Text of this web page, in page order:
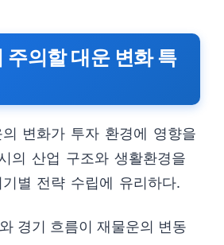
주의할 대운 변화 특
변화가 투자 환경에 영향을
의 산업 구조와 생활환경을
별 전략 수립에 유리하다.
경기 흐름이 재물운의 변동